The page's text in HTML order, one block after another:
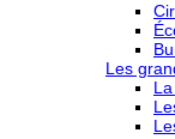
Les